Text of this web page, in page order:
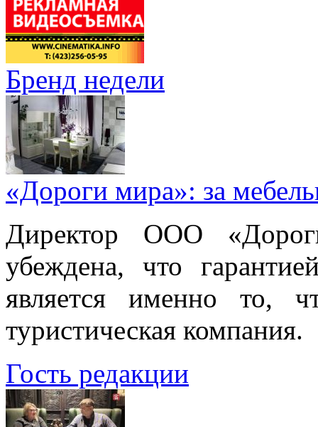
Бренд недели
«Дороги мира»: за
Директор ООО
убеждена, что
является именно то,
туристическая компания.
Гость редакции